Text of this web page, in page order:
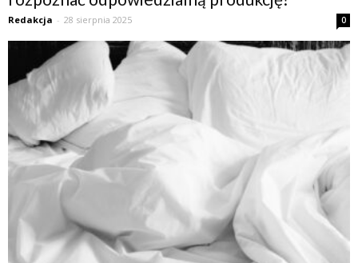
Redakcja - 28 sierpnia 2025 0